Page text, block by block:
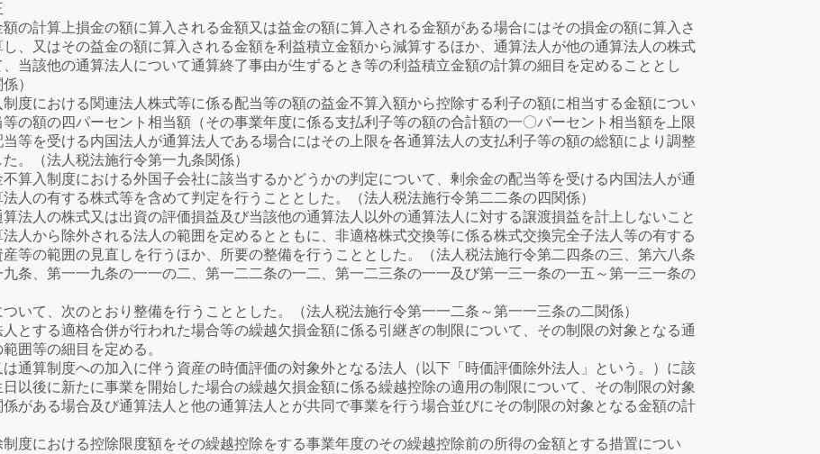
計算上損金の額に算入される金額又は益金の額に算入される金額がある場合にはその損金の額に算入さ
、又はその益金の額に算入される金額を利益積立金額から減算するほか、通算法人が他の通算法人の株式
当該他の通算法人について通算終了事由が生ずるとき等の利益積立金額の計算の細目を定めることとし
）
における関連法人株式等に係る配当等の額の益金不算入額から控除する利子の額に相当する金額につい
の額の四パーセント相当額（その事業年度に係る支払利子等の額の合計額の一〇パーセント相当額を上限
等を受ける内国法人が通算法人である場合にはその上限を各通算法人の支払利子等の額の総額により調整
。（法人税法施行令第一九条関係）
入制度における外国子会社に該当するかどうかの判定について、剰余金の配当等を受ける内国法人が通
人の有する株式等を含めて判定を行うこととした。（法人税法施行令第二二条の四関係）
人の株式又は出資の評価損益及び当該他の通算法人以外の通算法人に対する譲渡損益を計上しないこと
人から除外される法人の範囲を定めるとともに、非適格株式交換等に係る株式交換完全子法人等の有する
等の範囲の見直しを行うほか、所要の整備を行うこととした。（法人税法施行令第二四条の三、第六八条
条、第一一九条の一一の二、第一二二条の一二、第一二三条の一一及び第一三一条の一五～第一三一条の
て、次のとおり整備を行うこととした。（法人税法施行令第一一二条～第一一三条の二関係）
する適格合併が行われた場合等の繰越欠損金額に係る引継ぎの制限について、その制限の対象となる通
囲等の細目を定める。
算制度への加入に伴う資産の時価評価の対象外となる法人（以下「時価評価除外法人」という。）に該
以後に新たに事業を開始した場合の繰越欠損金額に係る繰越控除の適用の制限について、その制限の対象
がある場合及び通算法人と他の通算法人とが共同で事業を行う場合並びにその制限の対象となる金額の計
における控除限度額をその繰越控除をする事業年度のその繰越控除前の所得の金額とする措置につい